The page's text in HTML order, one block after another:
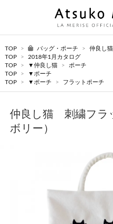
TOP > バッグ・ポーチ >
仲良し猫
TOP
>
2018年1月カタログ
TOP
> ▼仲良し猫 >
ポーチ
TOP
>
▼ポーチ
TOP
> ▼ポーチ > フラットポーチ
仲良し猫 刺繍フラ
ボリー）